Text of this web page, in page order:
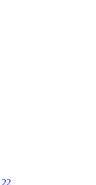
22